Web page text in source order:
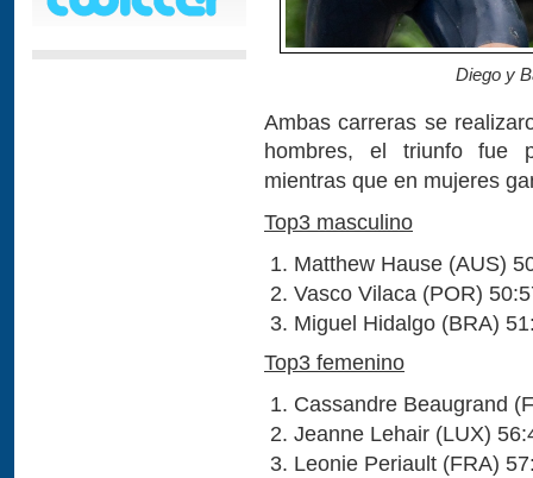
Diego y
Ambas carreras se
hombres, el triunfo fue
mientras que en mujeres
Top3 masculino
Matthew Hause (AUS)
Vasco Vilaca (POR)
Miguel Hidalgo (BRA)
Top3 femenino
Cassandre Beaugrand
Jeanne Lehair (LUX)
Leonie Periault (FRA)